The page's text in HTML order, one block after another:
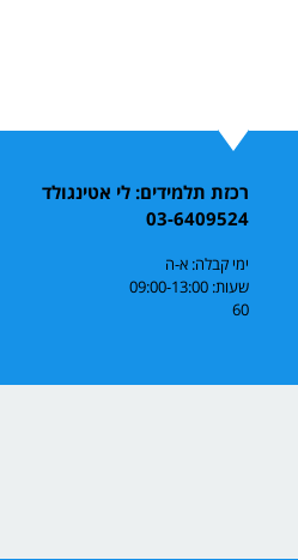
רכזת תלמידים: לי אטינגולד
03-6409524
ימי קבלה: א-ה
שעות: 09:00-13:00
60